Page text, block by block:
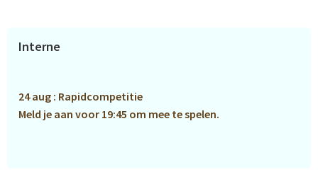
Primaire
Interne
24 aug : Rapidcompetitie
Meld je aan voor 19:45 om mee te spelen.